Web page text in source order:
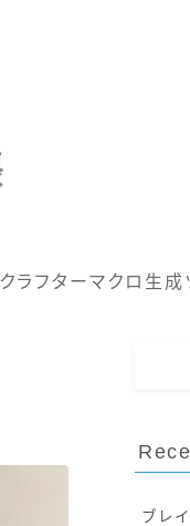
クラフターマクロ生成
ブレ